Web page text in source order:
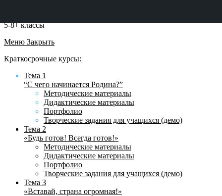
5-8+ классы
Меню Закрыть
Краткосрочные курсы:
Тема 1
“С чего начинается Родина?”
Методические материалы
Дидактические материалы
Портфолио
Творческие задания для учащихся (демо)
Тема 2
«Будь готов! Всегда готов!»
Методические материалы
Дидактические материалы
Портфолио
Творческие задания для учащихся (демо)
Тема 3
«Вставай, страна огромная!»